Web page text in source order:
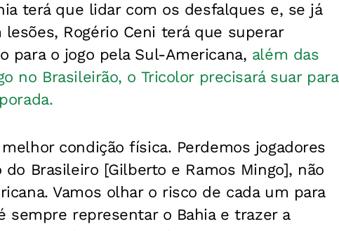
terá que lidar com os desfalques e, se já
Rogério Ceni terá que superar
para o jogo pela Sul-Americana, além das
no Brasileirão, o Tricolor precisará suar para
condição física. Perdemos jogadores
Brasileiro [Gilberto e Ramos Mingo], não
Vamos olhar o risco de cada um para
sempre representar o Bahia e trazer a